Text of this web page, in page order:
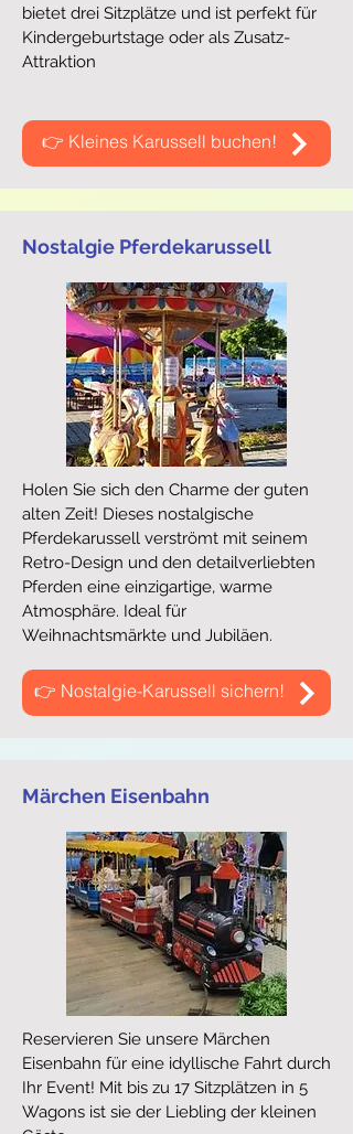
bietet drei Sitzplätze und ist perfekt für
Kindergeburtstage oder als Zusatz-
Attraktion
👉 Kleines Karussell buchen!
Nostalgie Pferdekarussell
Holen Sie sich den Charme der guten
alten Zeit! Dieses nostalgische
Pferdekarussell verströmt mit seinem
Retro-Design und den detailverliebten
Pferden eine einzigartige, warme
Atmosphäre. Ideal für
Weihnachtsmärkte und Jubiläen.
👉 Nostalgie-Karussell sichern!
Märchen Eisenbahn
Reservieren Sie unsere Märchen
Eisenbahn für eine idyllische Fahrt durch
Ihr Event! Mit bis zu 17 Sitzplätzen in 5
Wagons ist sie der Liebling der kleinen